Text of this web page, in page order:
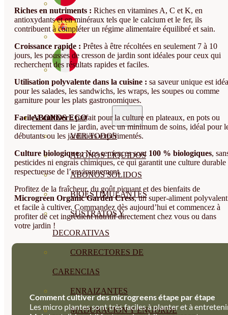
ABONOS ECO
VER TODOS
ABONOS LÍQUIDOS
ABONOS SOLIDOS
BIOESTIMULANTES
SUSTRATOS Y
DECORATIVAS
CORRECTORES DE
CARENCIAS
ENRAIZANTES
MADURACIÓN Y ENGORDE
Riches en nutriments : Riches en vitamines A, C et K, en
antioxydants et en minéraux tels que le calcium et le fer, ils
contribuent à compléter un régime alimentaire équilibré et sain.
Croissance rapide : Prêtes à être récoltées en seulement 7 à 10
jours, les pousses de cresson de jardin sont idéales pour ceux qui
recherchent des résultats rapides et faciles.
Utilisation polyvalente dans la cuisine : sa saveur unique est
pour les salades, les sandwichs, les wraps, les soupes ou comme
garniture pour les plats gastronomiques.
Facile à cultiver :parfait pour la culture en plateaux, en pots ou
directement dans le jardin, avec un minimum de soins, idéal pour
débutants ou les jardiniers expérimentés.
Culture biologique :Nos semences sont 100 % biologiques,
pesticides ni engrais chimiques, ce qui garantit une culture durable
respectueuse de l’environnement.
Profitez de la fraîcheur, du goût piquant et des bienfaits de
Microgreen Organic Garden Cress, un super-aliment polyvalent
et facile à cultiver. Commandez dès aujourd’hui et commencez à
profiter de cet ingrédient nutritif directement chez vous ou dans
votre jardin !
Comment cultiver des microgreens étape par étape
Les micro plantes sont très faciles à planter et à